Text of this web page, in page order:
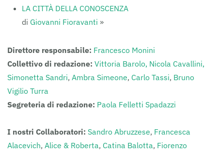
LA CITTÀ DELLA CONOSCENZA
di Giovanni Fioravanti »
Direttore responsabile: Francesco Monini
Collettivo di redazione: Vittoria Barolo, Nicola Cavallini,
Simonetta Sandri, Ambra Simeone, Carlo Tassi, Bruno
Vigilio Turra
Segreteria di redazione: Paola Felletti Spadazzi
I nostri Collaboratori: Sandro Abruzzese, Francesca
Alacevich, Alice & Roberta, Catina Balotta, Fiorenzo